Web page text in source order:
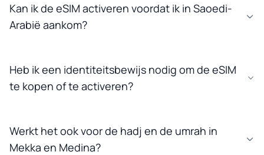
Kan ik de eSIM activeren voordat ik in Saoedi-
Arabië aankom?
Heb ik een identiteitsbewijs nodig om de eSIM
te kopen of te activeren?
Werkt het ook voor de hadj en de umrah in
Mekka en Medina?